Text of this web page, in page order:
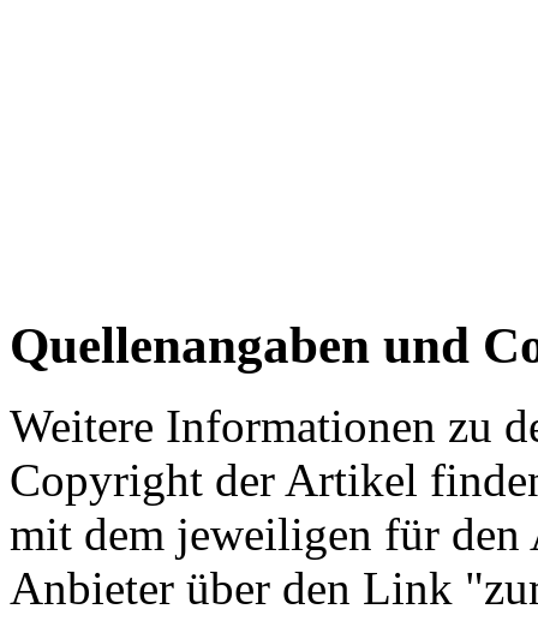
Quellenangaben und
Weitere Informationen zu
Copyright der Artikel
mit dem jeweiligen für
Anbieter über den Link